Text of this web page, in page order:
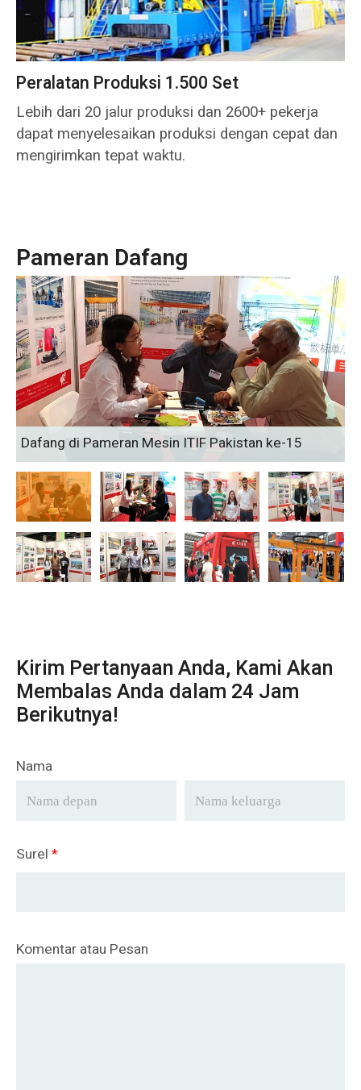
Peralatan Produksi 1.500 Set
Lebih dari 20 jalur produksi dan 2600+ pekerja
dapat menyelesaikan produksi dengan cepat dan
mengirimkan tepat waktu.
Pameran Dafang
Dafang di Pameran Mesin ITIF Pakistan ke-15
Kirim Pertanyaan Anda, Kami Akan
Membalas Anda dalam 24 Jam
Berikutnya!
Nama
Surel *
Komentar atau Pesan